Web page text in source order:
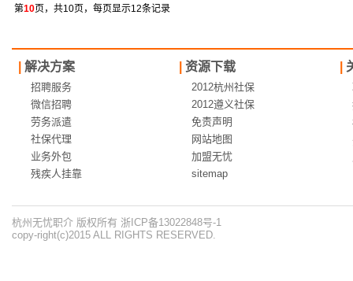
第10页，共10页，每页显示12条记录
解决方案 资源下载
招聘服务
微信招聘
劳务派遣
社保代理
业务外包
残疾人挂靠
2012杭州社保
2012遵义社保
免责声明
网站地图
加盟无忧
sitemap
杭州无忧职介 版权所有 浙ICP备13022848号-1
copy-right(c)2015 ALL RIGHTS RESERVED.